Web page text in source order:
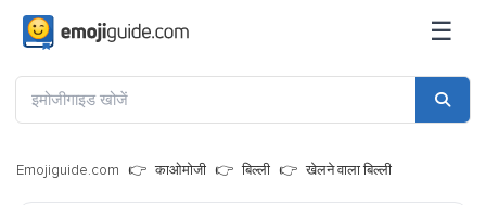
☰
Emojiguide.com काओमोजी बिल्ली खेलने वाला बिल्ली